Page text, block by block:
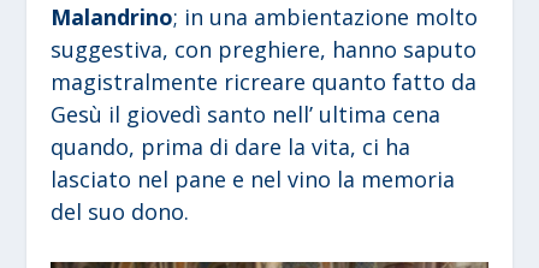
Malandrino; in una ambientazione molto
suggestiva, con preghiere, hanno saputo
magistralmente ricreare quanto fatto da
Gesù il giovedì santo nell’ ultima cena
quando, prima di dare la vita, ci ha
lasciato nel pane e nel vino la memoria
del suo dono.